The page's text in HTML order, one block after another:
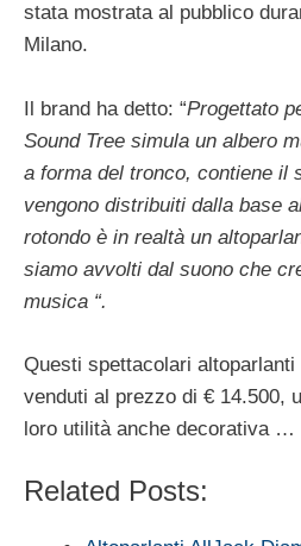
stata mostrata al pubblico
Milano.
Il brand ha detto: “Progettato
Sound Tree simula un albero
a forma del tronco, contiene il
vengono distribuiti dalla base
rotondo è in realtà un
siamo avvolti dal suono che
musica “.
Questi spettacolari altoparlanti
venduti al prezzo di € 14.500,
loro utilità anche decorativa …
Related Posts: